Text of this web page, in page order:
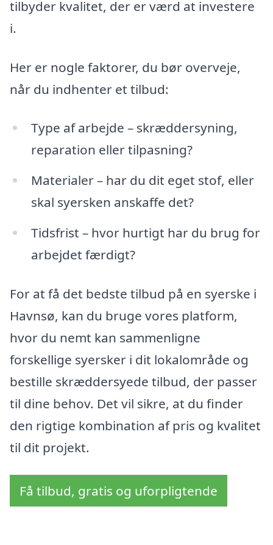
tilbyder kvalitet, der er værd at investere
i.
Her er nogle faktorer, du bør overveje,
når du indhenter et tilbud:
Type af arbejde – skræddersyning,
reparation eller tilpasning?
Materialer – har du dit eget stof, eller
skal syersken anskaffe det?
Tidsfrist – hvor hurtigt har du brug for
arbejdet færdigt?
For at få det bedste tilbud på en syerske i
Havnsø, kan du bruge vores platform,
hvor du nemt kan sammenligne
forskellige syersker i dit lokalområde og
bestille skræddersyede tilbud, der passer
til dine behov. Det vil sikre, at du finder
den rigtige kombination af pris og kvalitet
til dit projekt.
Få tilbud, gratis og uforpligtende